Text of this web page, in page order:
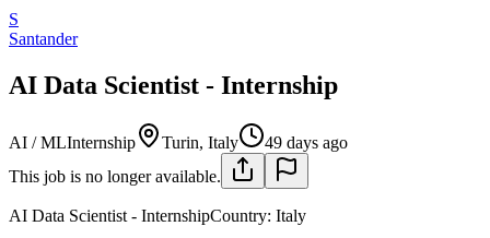
S
Santander
AI Data Scientist - Internship
AI / MLInternship Turin, Italy
49 days ago
This job is no longer available.
AI Data Scientist - InternshipCountry: Italy